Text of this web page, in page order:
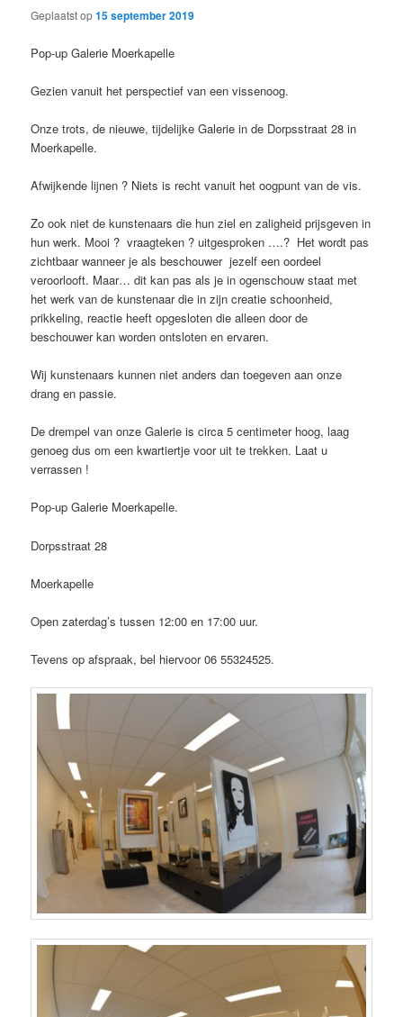
Geplaatst op15 september 2019
Pop-up Galerie Moerkapelle
Gezien vanuit het perspectief van een vissenoog.
Onze trots, de nieuwe, tijdelijke Galerie in de Dorpsstraat 28 in
Moerkapelle.
Afwijkende lijnen ? Niets is recht vanuit het oogpunt van de vis.
Zo ook niet de kunstenaars die hun ziel en zaligheid prijsgeven in
hun werk. Mooi ? vraagteken ? uitgesproken ….? Het wordt pas
zichtbaar wanneer je als beschouwer jezelf een oordeel
veroorlooft. Maar… dit kan pas als je in ogenschouw staat met
het werk van de kunstenaar die in zijn creatie schoonheid,
prikkeling, reactie heeft opgesloten die alleen door de
beschouwer kan worden ontsloten en ervaren.
Wij kunstenaars kunnen niet anders dan toegeven aan onze
drang en passie.
De drempel van onze Galerie is circa 5 centimeter hoog, laag
genoeg dus om een kwartiertje voor uit te trekken. Laat u
verrassen !
Pop-up Galerie Moerkapelle.
Dorpsstraat 28
Moerkapelle
Open zaterdag’s tussen 12:00 en 17:00 uur.
Tevens op afspraak, bel hiervoor 06 55324525.